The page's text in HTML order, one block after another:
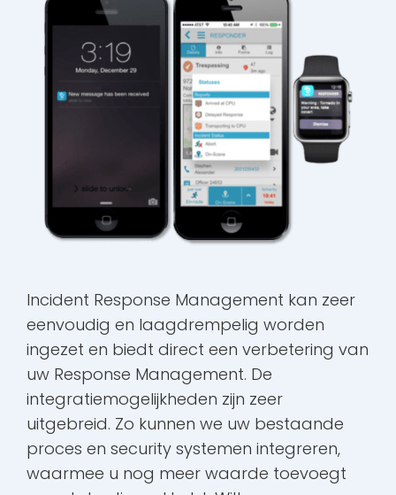
Incident Response Management kan zeer
eenvoudig en laagdrempelig worden
ingezet en biedt direct een verbetering van
uw Response Management. De
integratiemogelijkheden zijn zeer
uitgebreid. Zo kunnen we uw bestaande
proces en security systemen integreren,
waarmee u nog meer waarde toevoegt